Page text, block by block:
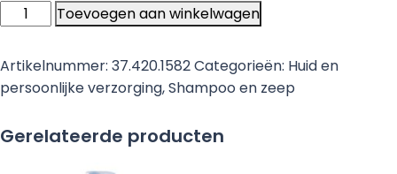
Euro
hygiënische
foam
soap,
Eurobac
ml)
Toevoegen aan winkelwagen
Artikelnummer: 37.420.1582Categorieën: Huid en
persoonlijke verzorging,Shampoo en zeep
Gerelateerde producten